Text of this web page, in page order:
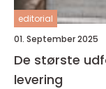
editorial
01. September 2025
De største
levering